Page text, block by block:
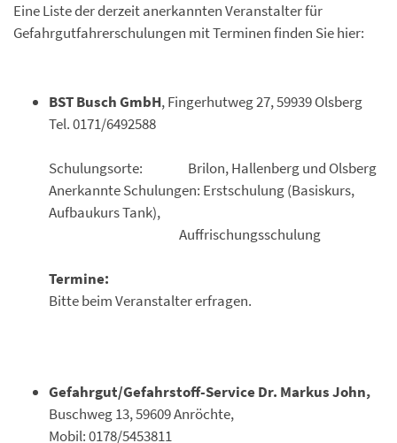
Eine Liste der derzeit anerkannten Veranstalter für
Gefahrgutfahrerschulungen mit Terminen finden Sie hier:
BST Busch GmbH, Fingerhutweg 27, 59939 Olsberg
Tel. 0171/6492588
Schulungsorte: Brilon, Hallenberg und Olsberg
Anerkannte Schulungen: Erstschulung (Basiskurs,
Aufbaukurs Tank),
Auffrischungsschulung
Termine:
Bitte beim Veranstalter erfragen.
Gefahrgut/Gefahrstoff-Service Dr. Markus John,
Buschweg 13, 59609 Anröchte,
Mobil: 0178/5453811